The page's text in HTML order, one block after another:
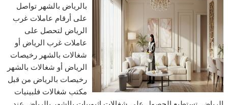
بالرياض بالشهر تواصل
على أرقام عاملات غرب
الرياض لتحصل على
عاملات غرب الرياض أو
شغالات بالشهر رخيصات
الرياض أو شغالات بالشهر
رخيصات بالرياض من قبل
مكتب شغالات فلبينيات